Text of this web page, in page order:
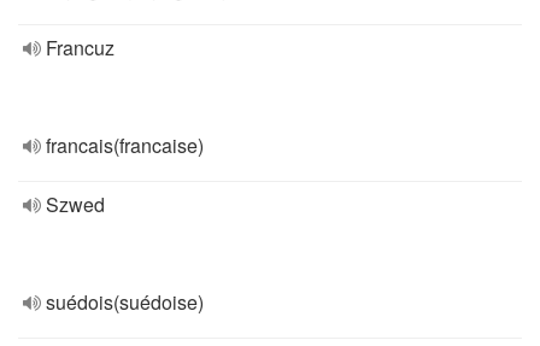
Francuz
francais(francaise)
Szwed
suédois(suédoise)